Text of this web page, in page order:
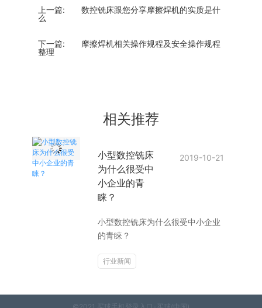
上一篇:
数控铣床跟您分享摩擦焊机的实质是什
么
下一篇:
摩擦焊机相关操作规程及安全操作规程
整理
相关推荐
小型数控铣床
为什么很受中
小企业的青
睐？
2019-10-21
小型数控铣床为什么很受中小企业
的青睐？
行业新闻